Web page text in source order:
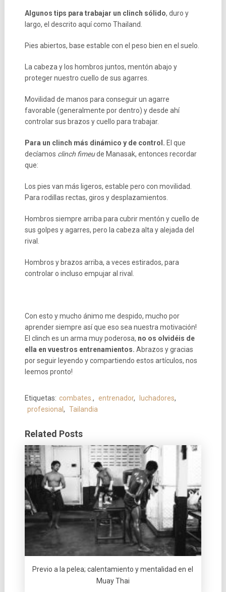
Algunos tips para trabajar un clinch sólido, duro y
largo, el descrito aquí como Thailand.
Pies abiertos, base estable con el peso bien en el suelo.
La cabeza y los hombros juntos, mentón abajo y
proteger nuestro cuello de sus agarres.
Movilidad de manos para conseguir un agarre
favorable (generalmente por dentro) y desde ahí
controlar sus brazos y cuello para trabajar.
Para un clinch más dinámico y de control. El que
decíamos clinch fimeude Manasak, entonces recordar
que:
Los pies van más ligeros, estable pero con movilidad.
Para rodillas rectas, giros y desplazamientos.
Hombros siempre arriba para cubrir mentón y cuello de
sus golpes y agarres, pero la cabeza alta y alejada del
rival.
Hombros y brazos arriba, a veces estirados, para
controlar o incluso empujar al rival.
Con esto y mucho ánimo me despido, mucho por
aprender siempre así que eso sea nuestra motivación!
El clinch es un arma muy poderosa, no os olvidéis de
ella en vuestros entrenamientos. Abrazos y gracias
por seguir leyendo y compartiendo estos artículos, nos
leemos pronto!
Etiquetas: combates., entrenador, luchadores,
profesional, Tailandia
Related Posts
Previo a la pelea; calentamiento y mentalidad en el
Muay Thai